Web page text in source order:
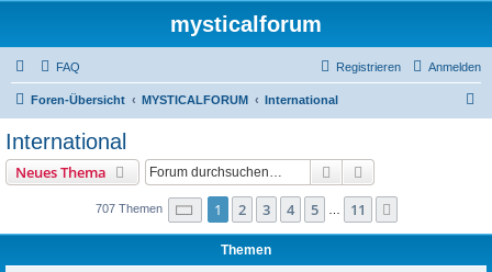
mysticalforum
FAQ Anmelden
Registrieren
Foren-Übersicht MYSTICALFORUM International
International
Neues Thema Suche
707 Themen Seite 1von 11
1 2 3 4 5 11
Themen